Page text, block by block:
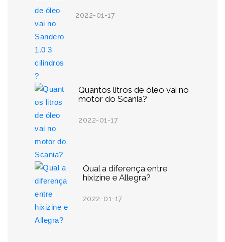
2022-01-17
Quantos litros de óleo vai no
motor do Scania?
2022-01-17
Qual a diferença entre
hixizine e Allegra?
2022-01-17